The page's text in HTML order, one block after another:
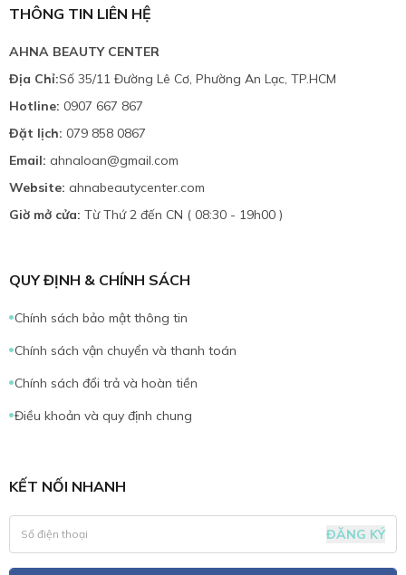
THÔNG TIN LIÊN HỆ
AHNA BEAUTY CENTER
Địa Chỉ:Số 35/11 Đường Lê Cơ, Phường An Lạc, TP.HCM
Hotline: 0907 667 867
Đặt lịch: 079 858 0867
Email: ahnaloan@gmail.com
Website: ahnabeautycenter.com
Giờ mở cửa: Từ Thứ 2 đến CN ( 08:30 - 19h00 )
QUY ĐỊNH & CHÍNH SÁCH
Chính sách bảo mật thông tin
Chính sách vận chuyển và thanh toán
Chính sách đổi trả và hoàn tiền
Điều khoản và quy định chung
KẾT NỐI NHANH
ĐĂNG KÝ